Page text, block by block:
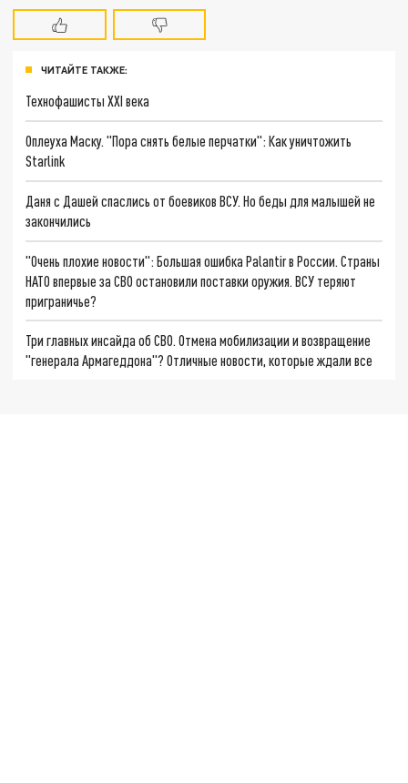
ЧИТАЙТЕ ТАКЖЕ:
Технофашисты XXI века
Оплеуха Маску. "Пора снять белые перчатки": Как уничтожить
Starlink
Даня с Дашей спаслись от боевиков ВСУ. Но беды для малышей не
закончились
"Очень плохие новости": Большая ошибка Palantir в России. Страны
НАТО впервые за СВО остановили поставки оружия. ВСУ теряют
приграничье?
Три главных инсайда об СВО. Отмена мобилизации и возвращение
"генерала Армагеддона"? Отличные новости, которые ждали все